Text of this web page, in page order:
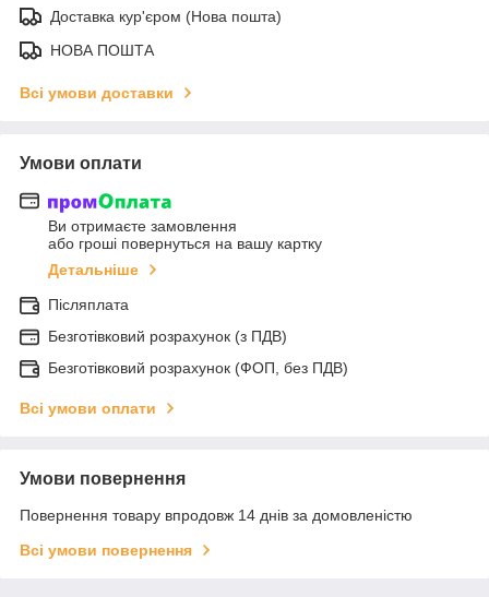
Доставка кур'єром (Нова пошта)
НОВА ПОШТА
Всі умови доставки
Умови оплати
Ви отримаєте замовлення
або гроші повернуться на вашу картку
Детальніше
Післяплата
Безготівковий розрахунок (з ПДВ)
Безготівковий розрахунок (ФОП, без ПДВ)
Всі умови оплати
Умови повернення
Повернення товару впродовж 14 днів за домовленістю
Всі умови повернення